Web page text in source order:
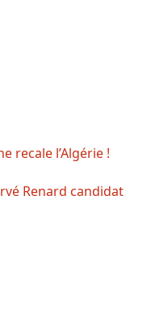
recale l’Algérie !
Renard candidat